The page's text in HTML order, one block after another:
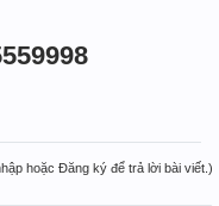
hoặc Đăng ký để trả lời bài viết.)